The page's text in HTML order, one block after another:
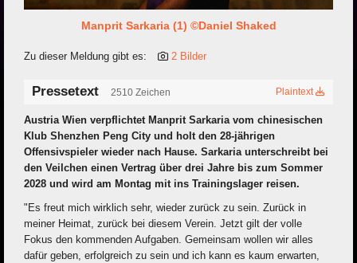
Manprit Sarkaria (1) ©Daniel Shaked
Zu dieser Meldung gibt es: 2 Bilder
Pressetext 2510 Zeichen Plaintext
Austria Wien verpflichtet Manprit Sarkaria vom chinesischen
Klub Shenzhen Peng City und holt den 28-jährigen
Offensivspieler wieder nach Hause. Sarkaria unterschreibt bei
den Veilchen einen Vertrag über drei Jahre bis zum Sommer
2028 und wird am Montag mit ins Trainingslager reisen.
"Es freut mich wirklich sehr, wieder zurück zu sein. Zurück in
meiner Heimat, zurück bei diesem Verein. Jetzt gilt der volle
Fokus den kommenden Aufgaben. Gemeinsam wollen wir alles
dafür geben, erfolgreich zu sein und ich kann es kaum erwarten,